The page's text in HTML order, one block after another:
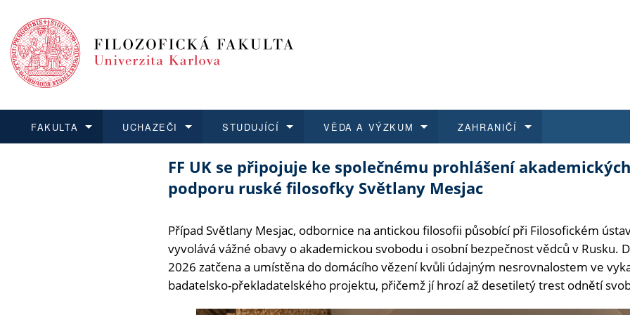
FAKULTA
Struktura a historie
Podpora a benefity pro zaměstnance
Fakultní školy FF UK
Pro
E-
UCHAZEČI
Co studovat a jak se přihlásit
Informace k průběhu přijímacího řízení
STUDUJÍCÍ
Bakalářské a magisterské studium
Rigorózní řízení
VĚDA A VÝZKUM
O vědě a výzkumu na FF UK
Granty a projekty
ZAHRANIČÍ
Aktuální nabídky a výběrová řízení
Přijíždějící studenti
FF UK se připojuje ke společnému prohlášení
podporu ruské filosofky Světlany Mesjac
Případ Světlany Mesjac, odbornice na antickou filosofii působící při Filosofickém
vyvolává vážné obavy o akademickou svobodu i osobní bezpečnost vědců v Rusku.
2026 zatčena a umístěna do domácího vězení kvůli údajným nesrovnalostem ve
badatelsko-překladatelského projektu, přičemž jí hrozí až desetiletý trest odnětí